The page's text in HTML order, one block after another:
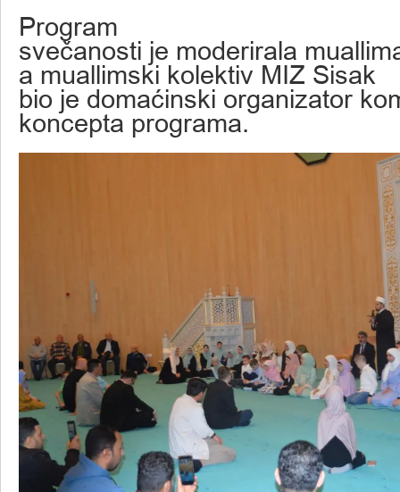
Program
svečanosti je moderirala
a muallimski kolektiv MIZ Sisak
bio je domaćinski organizator
koncepta programa.